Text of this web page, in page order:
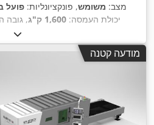
מצב: משומש, פונקציונליות: פועל
, יכולת העמסה: 1,600 ק"ג
, גובה
, הרמה חופשית:1,718 מ"מ
תורן:דוּפּלֶקס, גובה בנייה:2,321 מ"מ
מודעה קטנה